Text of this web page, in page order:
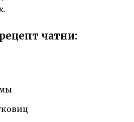
чатни: